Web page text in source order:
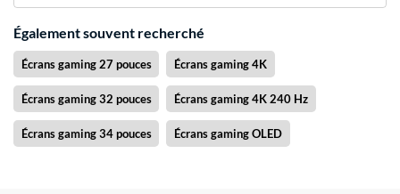
Également souvent recherché
Écrans gaming 27 pouces Écrans gaming 4K
Écrans gaming 32 pouces Écrans gaming 4K 240 Hz
Écrans gaming 34 pouces Écrans gaming OLED